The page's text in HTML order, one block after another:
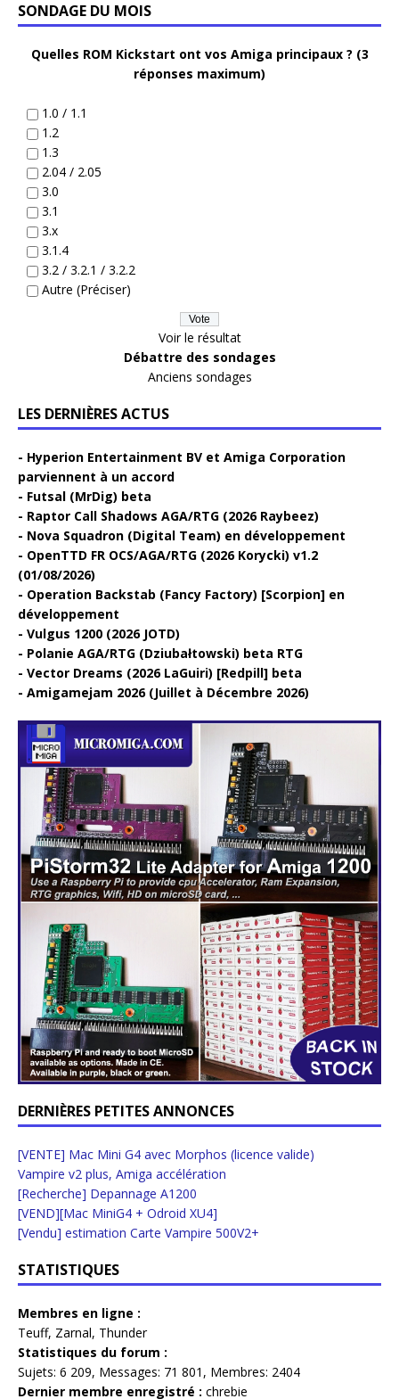
SONDAGE DU MOIS
Quelles ROM Kickstart ont vos Amiga principaux ? (3
réponses maximum)
1.0 / 1.1
1.2
1.3
2.04 / 2.05
3.0
3.1
3.x
3.1.4
3.2 / 3.2.1 / 3.2.2
Autre (Préciser)
Voir le résultat
Débattre des sondages
Anciens sondages
LES DERNIÈRES ACTUS
Hyperion Entertainment BV et Amiga Corporation
parviennent à un accord
Futsal (MrDig) beta
Raptor Call Shadows AGA/RTG (2026 Raybeez)
Nova Squadron (Digital Team) en développement
OpenTTD FR OCS/AGA/RTG (2026 Korycki) v1.2
(01/08/2026)
Operation Backstab (Fancy Factory) [Scorpion] en
développement
Vulgus 1200 (2026 JOTD)
Polanie AGA/RTG (Dziubałtowski) beta RTG
Vector Dreams (2026 LaGuiri) [Redpill] beta
Amigamejam 2026 (Juillet à Décembre 2026)
DERNIÈRES PETITES ANNONCES
[VENTE] Mac Mini G4 avec Morphos (licence valide)
Vampire v2 plus, Amiga accélération
[Recherche] Depannage A1200
[VEND][Mac MiniG4 + Odroid XU4]
[Vendu] estimation Carte Vampire 500V2+
STATISTIQUES
Membres en ligne :
Teuff, Zarnal, Thunder
Statistiques du forum :
Sujets: 6 209, Messages: 71 801, Membres: 2404
Dernier membre enregistré : chrebie